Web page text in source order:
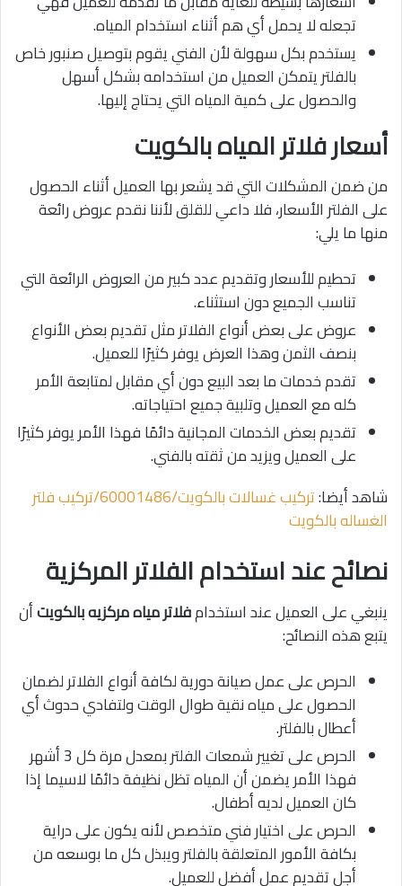
تجعله لا يحمل أي هم أثناء استخدام المياه.
يستخدم بكل سهولة لأن الفني يقوم بتوصيل صنبور خاص
بالفلتر يتمكن العميل من استخدامه بشكل أسهل
والحصول على كمية المياه التي يحتاج إليها.
أسعار فلاتر المياه بالكويت
من ضمن المشكلات التي قد يشعر بها العميل أثناء الحصول
على الفلتر الأسعار، فلا داعي للقلق لأننا نقدم عروض رائعة
منها ما يلي:
تحطيم للأسعار وتقديم عدد كبير من العروض الرائعة التي
تناسب الجميع دون استثناء.
عروض على بعض أنواع الفلاتر مثل تقديم بعض الأنواع
بنصف الثمن وهذا العرض يوفر كثيرًا للعميل.
تقدم خدمات ما بعد البيع دون أي مقابل لمتابعة الأمر
كله مع العميل وتلبية جميع احتياجاته.
تقديم بعض الخدمات المجانية دائمًا فهذا الأمر يوفر كثيرًا
على العميل ويزيد من ثقته بالفني.
شاهد أيضا:
تركيب غسالات بالكويت/60001486/تركيب فلتر
الغساله بالكويت
نصائح عند استخدام الفلاتر المركزية
ينبغي على العميل عند استخدامفلاتر مياه مركزيه بالكويتأن
يتبع هذه النصائح:
الحرص على عمل صيانة دورية لكافة أنواع الفلاتر لضمان
الحصول على مياه نقية طوال الوقت ولتفادي حدوث أي
أعطال بالفلتر.
الحرص على تغيير شمعات الفلتر بمعدل مرة كل 3 أشهر
فهذا الأمر يضمن أن المياه تظل نظيفة دائمًا لاسيما إذا
كان العميل لديه أطفال.
الحرص على اختيار فني متخصص لأنه يكون على دراية
بكافة الأمور المتعلقة بالفلتر ويبذل كل ما بوسعه من
أجل تقديم عمل أفضل للعميل.